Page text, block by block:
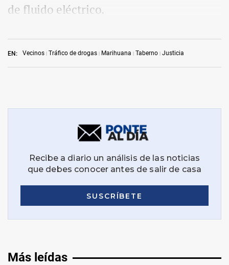
EN: Vecinos Tráfico de drogas Marihuana Taberno Justicia
de fluido eléctrico.
Más leídas